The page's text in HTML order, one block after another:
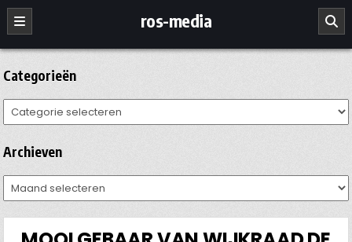
Ga
naar
de
inhoud
ros-media
Categorieën
Categorieën
Archieven
Archieven